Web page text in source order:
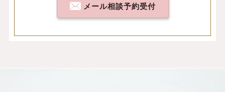
メール相談予約受付